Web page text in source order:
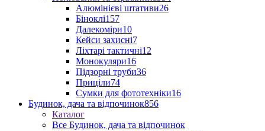
Алюмінієві штативи26
Біноклі157
Далекоміри10
Кейси захисні7
Ліхтарі тактичні12
Монокуляри16
Підзорні труби36
Приціли74
Сумки для фототехніки16
Будинок, дача та відпочинок856
Каталог
Все Будинок, дача та відпочинок